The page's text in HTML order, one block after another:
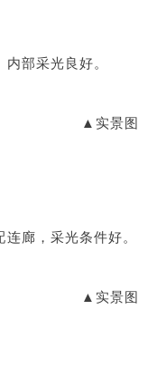
部采光良好。
▲实景图
廊，采光条件好。
▲实景图